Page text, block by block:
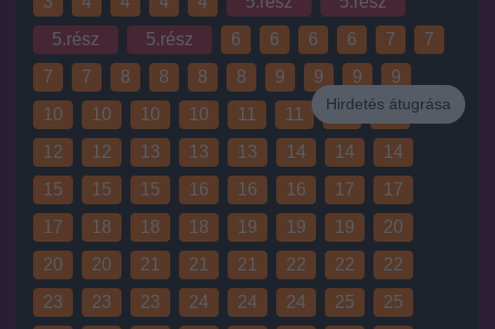
Hirdetés
Hirdetés átugrása
5.rész
5.rész 6 6 6 6 7
7
7
7 8 8 8 8 9 9 9
9
10
10 10 10 11 11 11
12
12
12 13 13 13 14 14
14
15
15 15 16 16 16 17
17
17
18 18 18 19 19 19
20
20
20 21 21 21 22 22
22
23
23 23 24 24 24 25
25